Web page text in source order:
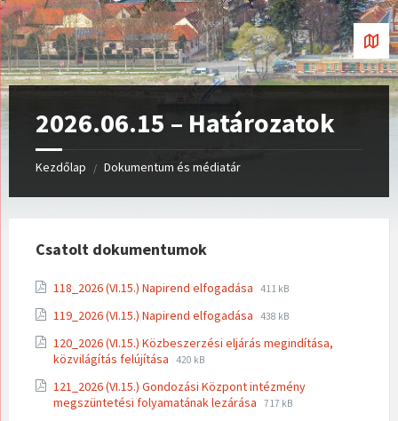
2026.06.15 – Határozatok
Kezdőlap / Dokumentum és médiatár
Csatolt dokumentumok
118_2026 (VI.15.) Napirend elfogadása File
pdf
File
411 kB
119_2026 (VI.15.) Napirend elfogadása File
pdf
File
438 kB
120_2026 (VI.15.) Közbeszerzési eljárás megindítása,
közvilágítás felújítása File
pdf
File
420 kB
121_2026 (VI.15.) Gondozási Központ intézmény
megszüntetési folyamatának lezárása File
File
717 kB